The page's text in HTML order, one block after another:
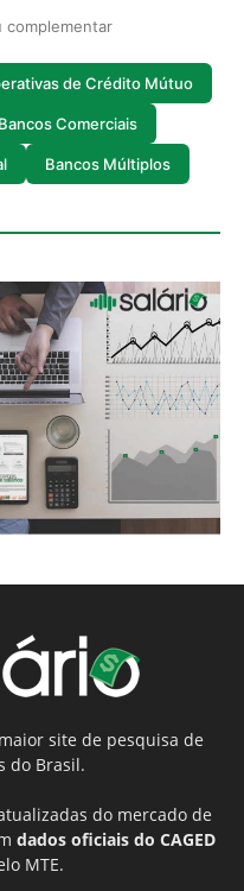
complementar
de Crédito Mútuo
Bancos Comerciais
Bancos Múltiplos
site de pesquisa de
do Brasil.
do mercado de
dados oficiais do CAGED
MTE.